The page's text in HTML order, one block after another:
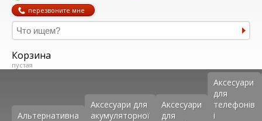
перезвоните мне
Корзина
пустая
Альтернативна
Аксесуари для
акумуляторної
Аксесуари
для
Аксеcуари
для
телефонів
і